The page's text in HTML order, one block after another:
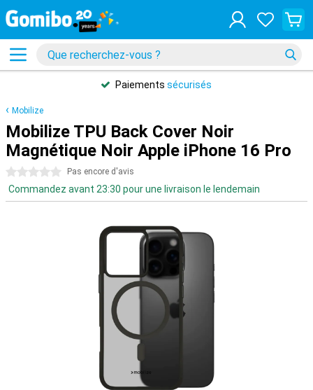
Paiements sécurisés
Mobilize
Mobilize TPU Back Cover Noir
Magnétique Noir Apple iPhone 16 Pro
0 étoiles Pas encore d'avis
Commandez avant 23:30 pour une livraison le lendemain